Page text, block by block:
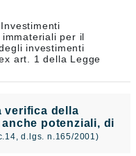
per il
investimenti
art. 1 della Legge
verifica della
potenziali, di
d.lgs. n.165/2001)